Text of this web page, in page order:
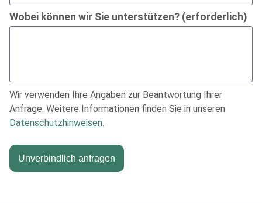
Wobei können wir Sie unterstützen? (erforderlich)
Wir verwenden Ihre Angaben zur Beantwortung Ihrer
Anfrage. Weitere Informationen finden Sie in unseren
Datenschutzhinweisen.
Unverbindlich anfragen